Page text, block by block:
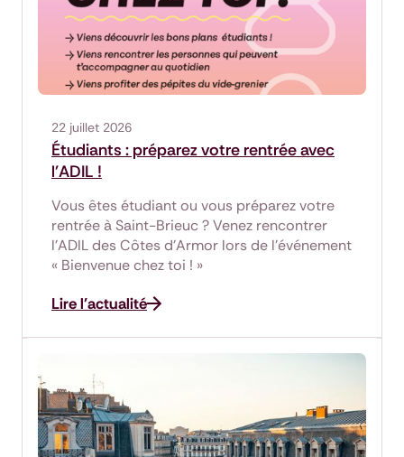
Étudiants : préparez votre rentrée avec
l'ADIL !
22 juillet 2026
Vous êtes étudiant ou vous préparez votre
rentrée à Saint-Brieuc ? Venez rencontrer
l'ADIL des Côtes d'Armor lors de l'événement
« Bienvenue chez toi ! »
Lire l'actualité